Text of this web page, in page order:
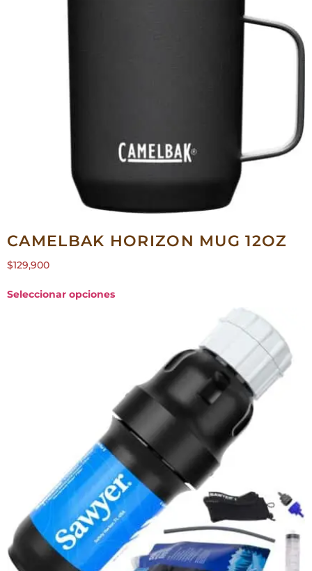
CAMELBAK HORIZON MUG 12OZ
$129,900
Seleccionar opciones